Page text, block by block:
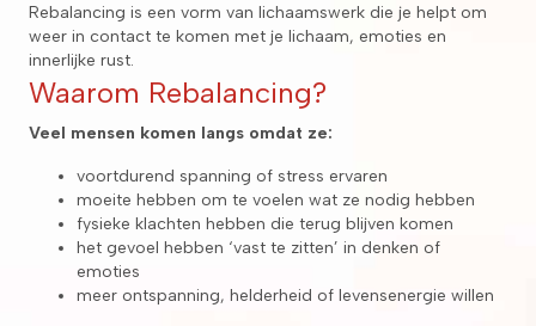
Rebalancing is een vorm van lichaamswerk die je helpt om
weer in contact te komen met je lichaam, emoties en
innerlijke rust.
Waarom Rebalancing?
Veel mensen komen langs omdat ze:
voortdurend spanning of stress ervaren
moeite hebben om te voelen wat ze nodig hebben
fysieke klachten hebben die terug blijven komen
het gevoel hebben ‘vast te zitten’ in denken of
emoties
meer ontspanning, helderheid of levensenergie willen